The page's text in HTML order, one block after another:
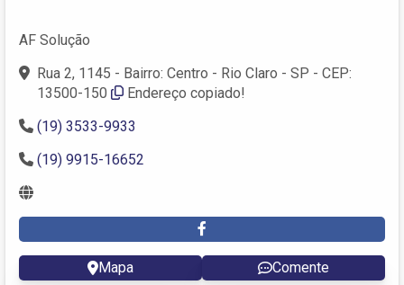
AF Solução
Rua 2, 1145 - Bairro: Centro - Rio Claro - SP - CEP:
13500-150
Endereço copiado!
(19) 3533-9933
(19) 9915-16652
Mapa Comente